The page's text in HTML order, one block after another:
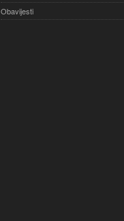
Obavijesti